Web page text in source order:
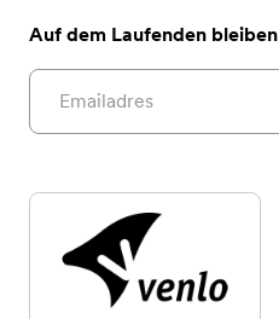
Auf dem Laufenden bleiben
Email address